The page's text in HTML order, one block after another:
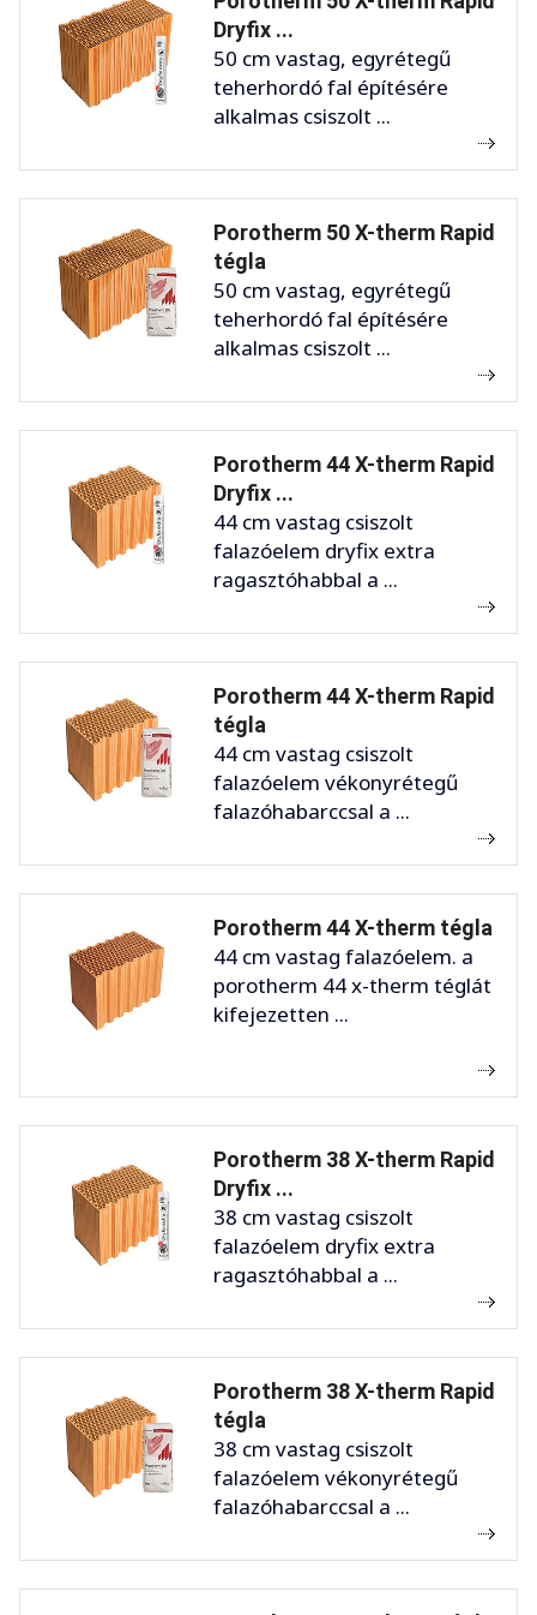
Dryfix ...
50 cm vastag, egyrétegű
teherhordó fal építésére
alkalmas csiszolt ...
Porotherm 50 X-therm Rapid
tégla
50 cm vastag, egyrétegű
teherhordó fal építésére
alkalmas csiszolt ...
Porotherm 44 X-therm Rapid
Dryfix ...
44 cm vastag csiszolt
falazóelem dryfix extra
ragasztóhabbal a ...
Porotherm 44 X-therm Rapid
tégla
44 cm vastag csiszolt
falazóelem vékonyrétegű
falazóhabarccsal a ...
Porotherm 44 X-therm tégla
44 cm vastag falazóelem. a
porotherm 44 x-therm téglát
kifejezetten ...
Porotherm 38 X-therm Rapid
Dryfix ...
38 cm vastag csiszolt
falazóelem dryfix extra
ragasztóhabbal a ...
Porotherm 38 X-therm Rapid
tégla
38 cm vastag csiszolt
falazóelem vékonyrétegű
falazóhabarccsal a ...